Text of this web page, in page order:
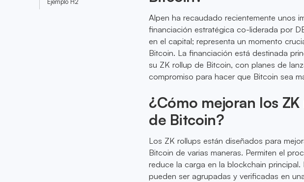
Alpen ha recaudado recientemente unos
financiación estratégica co-liderada por
en el capital; representa un momento
Bitcoin. La financiación está destinada
su ZK rollup de Bitcoin, con planes de
compromiso para hacer que Bitcoin sea
¿Cómo mejoran los
de Bitcoin?
Los ZK rollups están diseñados para
Bitcoin de varias maneras. Permiten el
reduce la carga en la blockchain
pueden ser agrupadas y verificadas en